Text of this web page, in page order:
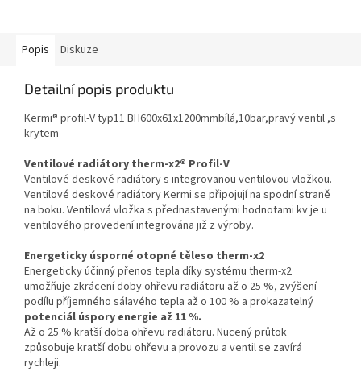
Popis Diskuze
Detailní popis produktu
Kermi® profil-V typ11 BH600x61x1200mmbílá,10bar,pravý ventil ,s
krytem
Ventilové radiátory therm-x2® Profil-V
Ventilové deskové radiátory s integrovanou ventilovou vložkou.
Ventilové deskové radiátory Kermi se připojují na spodní straně
na boku. Ventilová vložka s přednastavenými hodnotami kv je u
ventilového provedení integrována již z výroby.
Energeticky úsporné otopné těleso therm-x2
Energeticky účinný přenos tepla díky systému therm-x2
umožňuje zkrácení doby ohřevu radiátoru až o 25 %, zvýšení
podílu příjemného sálavého tepla až o 100 % a prokazatelný
potenciál úspory energie až 11 %.
Až o 25 % kratší doba ohřevu radiátoru. Nucený průtok
způsobuje kratší dobu ohřevu a provozu a ventil se zavírá
rychleji.